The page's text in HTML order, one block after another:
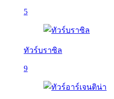
5
ทัวร์บราซิล
9